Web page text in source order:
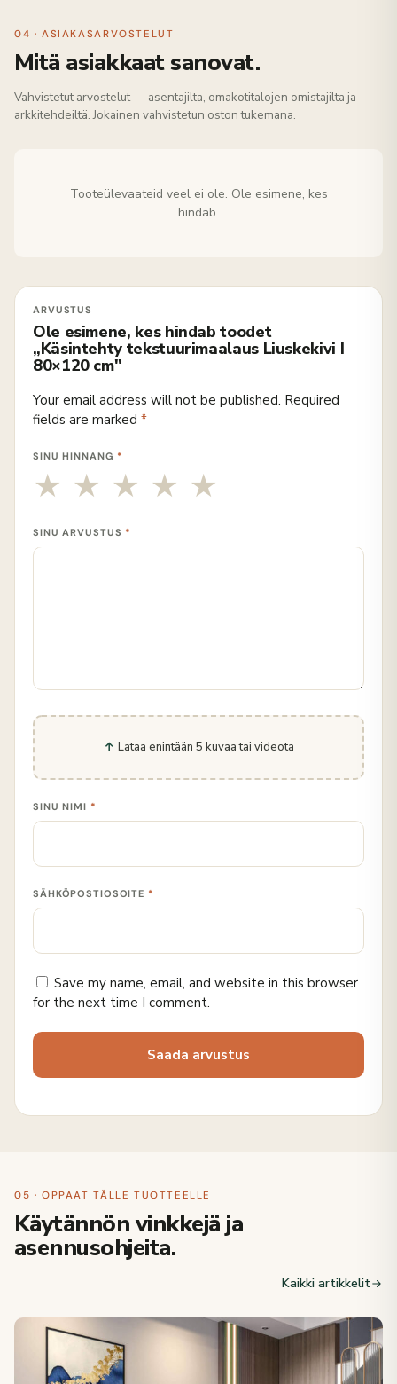
04 · ASIAKASARVOSTELUT
Mitä asiakkaat sanovat.
Vahvistetut arvostelut — asentajilta, omakotitalojen omistajilta ja
arkkitehdeiltä. Jokainen vahvistetun oston tukemana.
Tooteülevaateid veel ei ole. Ole esimene, kes
hindab.
Ole esimene, kes hindab toodet
„Käsintehty tekstuurimaalaus Liuskekivi I
80×120 cm"
Your email address will not be published. Required
fields are marked *
SINU HINNANG *
SINU ARVUSTUS *
Lataa enintään 5 kuvaa tai videota
SINU NIMI *
SÄHKÖPOSTIOSOITE *
Save my name, email, and website in this browser
for the next time I comment.
05 · OPPAAT TÄLLE TUOTTEELLE
Käytännön vinkkejä ja
asennusohjeita.
Kaikki artikkelit